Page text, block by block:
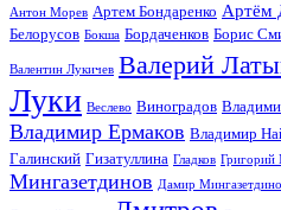
Антон Морев Артем Бондаренко Артём
Белорусов Бокша Бордаченков Борис
Валентин Лукичев Валерий
Луки Веслево Виноградов
Владимир Ермаков Владимир
Галинский Гизатуллина Гладков Григорий
Мингазетдинов Дамир